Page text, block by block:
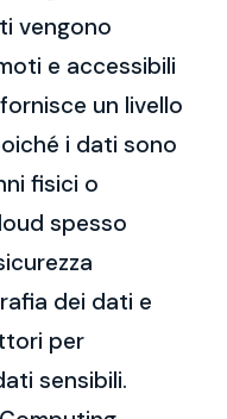
vengono
e accessibili
un livello
i dati sono
fisici o
spesso
dei dati e
per
sensibili.